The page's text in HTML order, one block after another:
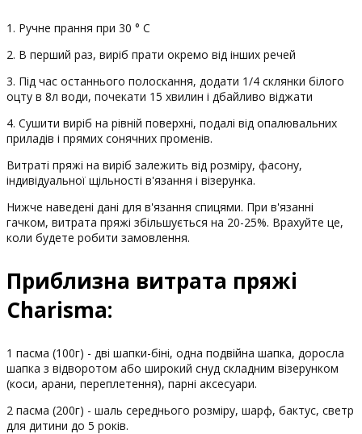
1. Ручне прання при 30 ° С
2. В перший раз, виріб прати окремо від інших речей
3. Під час останнього полоскання, додати 1/4 склянки білого
оцту в 8л води, почекати 15 хвилин і дбайливо віджати
4. Сушити виріб на рівній поверхні, подалі від опалювальних
приладів і прямих сонячних променів.
Витраті пряжі на виріб залежить від розміру, фасону,
індивідуальної щільності в'язання і візерунка.
Нижче наведені дані для в'язання спицями. При в'язанні
гачком, витрата пряжі збільшується на 20-25%. Врахуйте це,
коли будете робити замовлення.
Приблизна витрата пряжі
Charisma:
1 пасма (100г) - дві шапки-біні, одна подвійна шапка, доросла
шапка з відворотом або широкий снуд складним візерунком
(коси, арани, переплетення), парні аксесуари.
2 пасма (200г) - шаль середнього розміру, шарф, бактус, светр
для дитини до 5 років.